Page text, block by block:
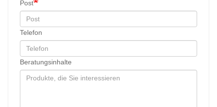
Post
Telefon
Beratungsinhalte